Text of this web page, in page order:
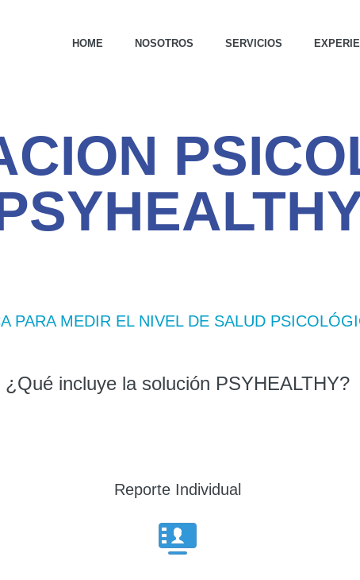
HOME NOSOTROS SERVICIOS
PARA MEDIR EL NIVEL DE SALUD
¿Qué incluye la solución PSYHEALTHY?
Reporte Individual